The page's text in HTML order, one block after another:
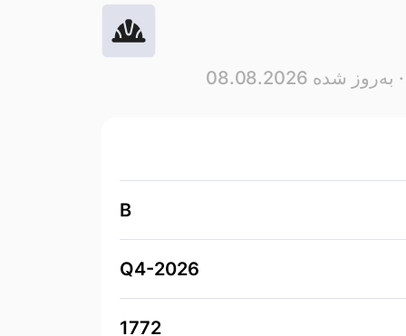
به‌روز شده 08.08.2026
B
Q4-2026
1772